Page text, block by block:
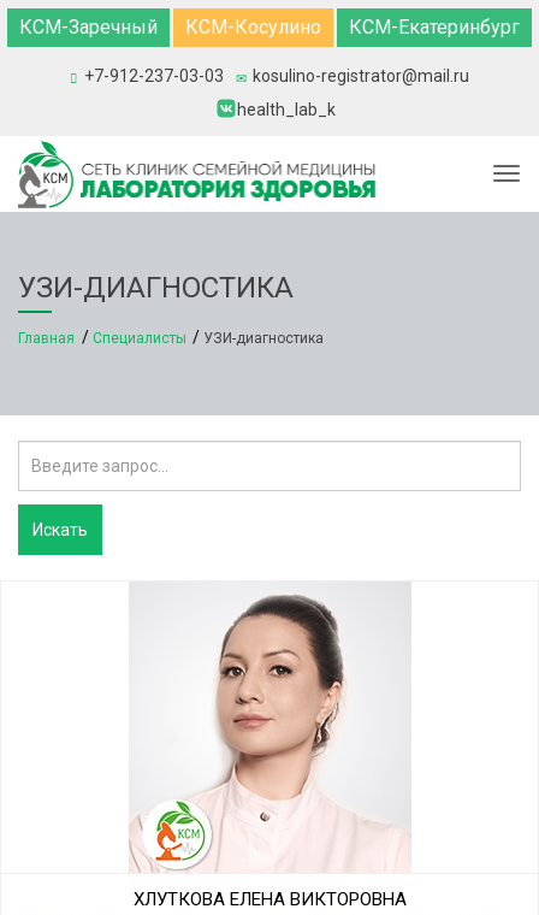
КСМ-Заречный КСМ-Косулино КСМ-Екатеринбург
+7-912-237-03-03
kosulino-registrator@mail.ru
health_lab_k
УЗИ-ДИАГНОСТИКА
Главная Специалисты УЗИ-диагностика
ХЛУТКОВА ЕЛЕНА ВИКТОРОВНА